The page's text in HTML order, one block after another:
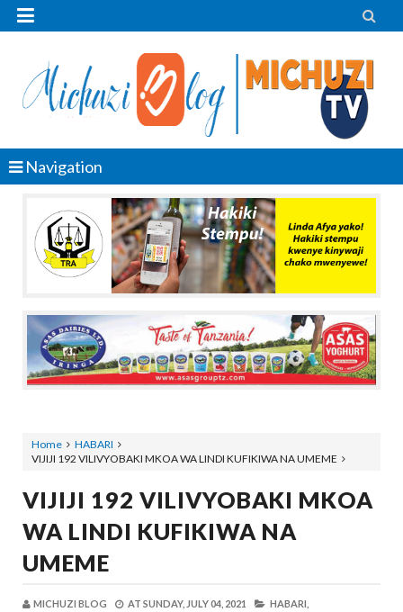
 
Navigation
Home
HABARI
VIJIJI 192 VILIVYOBAKI MKOA WA LINDI KUFIKIWA NA UMEME
VIJIJI 192 VILIVYOBAKI MKOA
WA LINDI KUFIKIWA NA
UMEME
MICHUZI BLOG AT SUNDAY, JULY 04, 2021 HABARI,